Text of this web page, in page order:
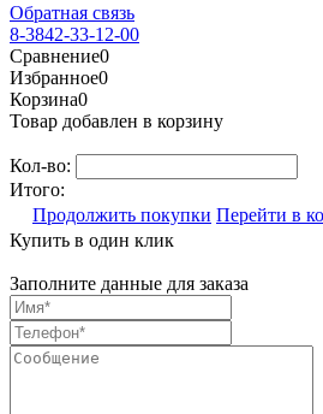
Обратная связь
8-3842-33-12-00
Сравнение0
Избранное0
Корзина0
Товар добавлен в корзину
Кол-во:
Итого:
Продолжить покупки Перейти в
Купить в один клик
Заполните данные для заказа